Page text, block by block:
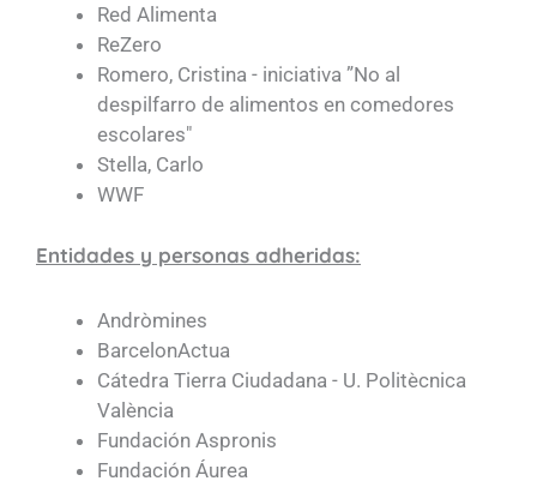
Red Alimenta
ReZero
Romero, Cristina - iniciativa ”No al
despilfarro de alimentos en comedores
escolares"
Stella, Carlo
WWF
Entidades y personas adheridas:
Andròmines
BarcelonActua
Cátedra Tierra Ciudadana - U. Politècnica
València
Fundación Aspronis
Fundación Áurea